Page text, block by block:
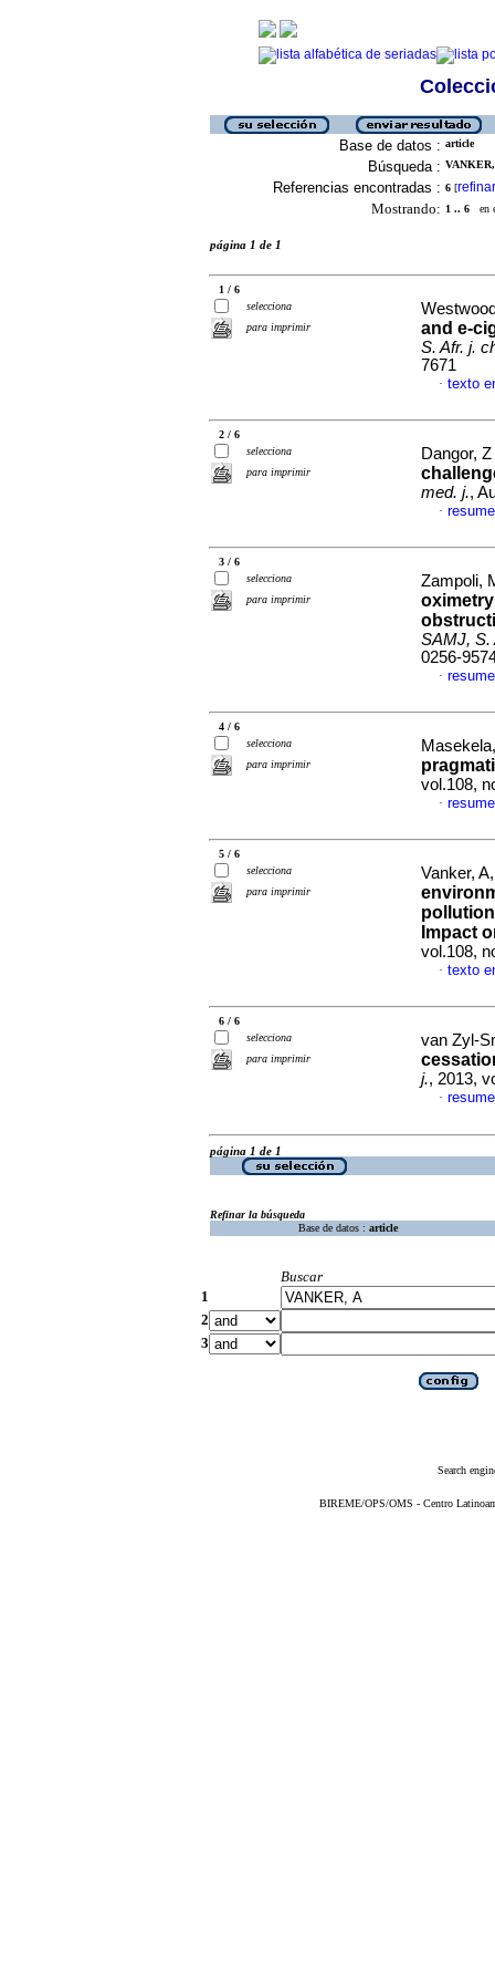
Base de datos : article
Búsqueda :
Referencias encontradas : 6 [refinar
Mostrando: 1 .. 6 en
página 1 de 1
1 / 6
selecciona
para imprimir
and e-
S. Afr. j.
7671
· texto
2 / 6
selecciona
para imprimir
Dangor,
med. j.,
·
3 / 6
selecciona
para imprimir
Zampoli,
SAMJ, S.
0256-
·
4 / 6
selecciona
para imprimir
vol.108,
·
5 / 6
selecciona
para imprimir
Vanker,
Impact
vol.108,
· texto
6 / 6
selecciona
para imprimir
van Zyl-
j., 2013,
·
página 1 de 1
Refinar la búsqueda
Base de datos : article
Buscar
1
2
3
Search
BIREME/OPS/OMS - Centro